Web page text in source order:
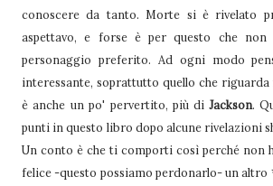
conoscere da tanto. Morte si è rivelato
aspettavo, e forse è per questo che
personaggio preferito. Ad ogni modo
interessante, soprattutto quello che riguarda
è anche un po' pervertito, più diJackson.
punti in questo libro dopo alcune rivelazioni
Un conto è che ti comporti così perché non
felice -questo possiamo perdonarlo- un altro